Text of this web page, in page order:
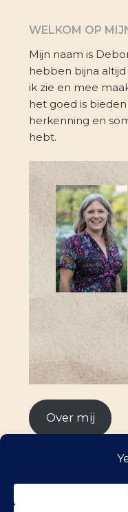
WELKOM OP
Mijn naam is
hebben bijna
ik zie en mee
het goed is
herkenning en
hebt.
Over mij